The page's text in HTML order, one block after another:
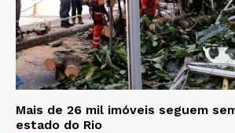
Mais de 26 mil imóveis seguem
estado do Rio